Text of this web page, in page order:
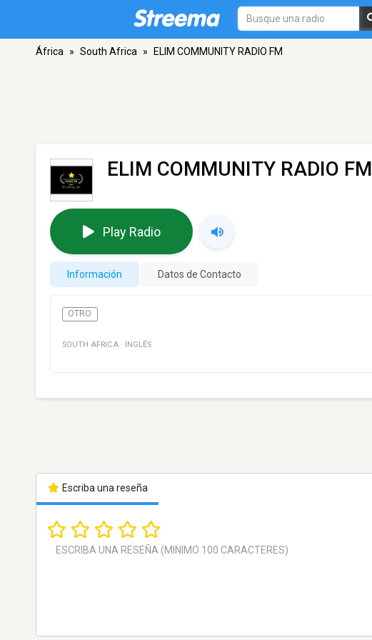
África » South Africa » ELIM COMMUNITY RADIO FM
ELIM COMMUNITY RADIO FM
Play Radio
Información Datos de Contacto
OTRO
SOUTH AFRICA · INGLÉS
Escriba una reseña